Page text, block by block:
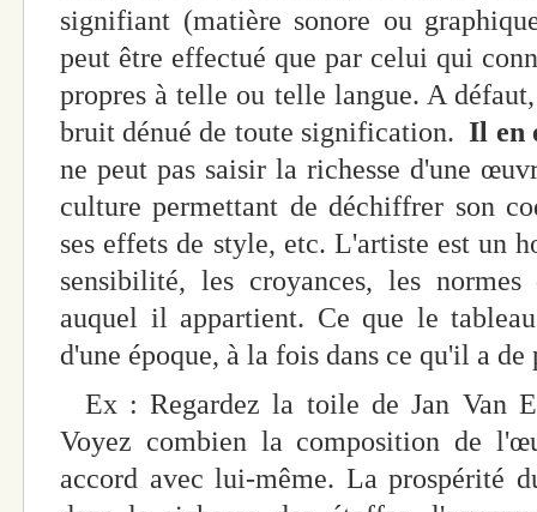
signifiant (matière sonore ou
peut être effectué que par celui qui
propres à telle ou telle langue. A
bruit dénué de toute signification.Il en
ne peut pas saisir la richesse d'une
culture permettant de déchiffrer son
ses effets de style, etc. L'artiste est un
sensibilité, les croyances, les
auquel il appartient. Ce que le
d'une époque, à la fois dans ce qu'il a
Ex : Regardez la toile de Jan Van
Voyez combien la composition de
accord avec lui-même. La prospérité